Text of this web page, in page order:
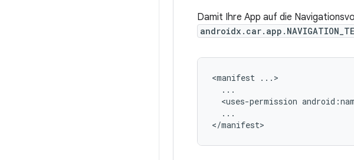
Damit Ihre App auf die
<manifest
<uses-permission
...